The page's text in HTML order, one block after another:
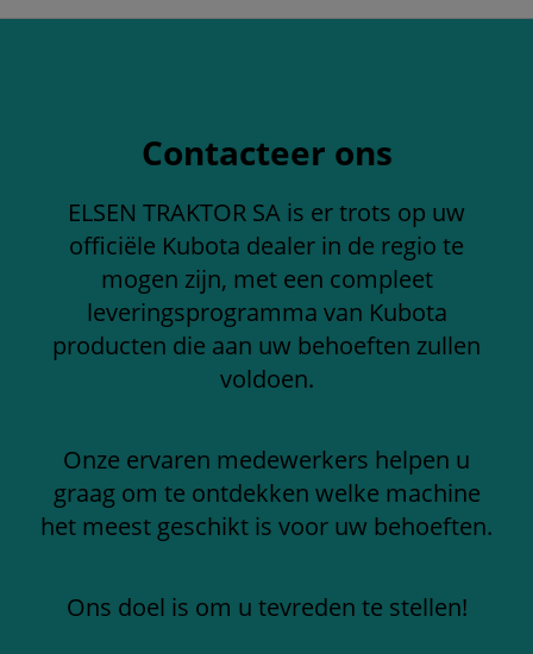
Contacteer ons
ELSEN TRAKTOR SA is er trots op uw
officiële Kubota dealer in de regio te
mogen zijn, met een compleet
leveringsprogramma van Kubota
producten die aan uw behoeften zullen
voldoen.
Onze ervaren medewerkers helpen u
graag om te ontdekken welke machine
het meest geschikt is voor uw behoeften.
Ons doel is om u tevreden te stellen!